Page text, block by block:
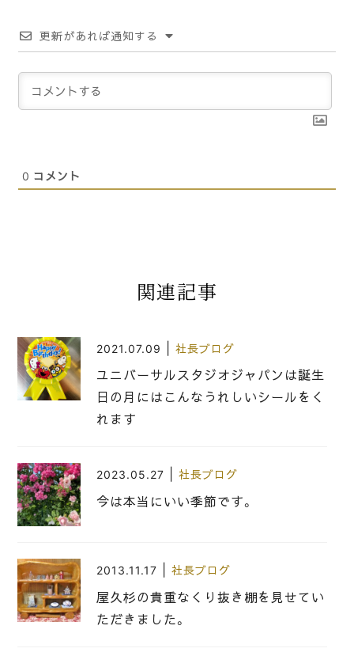
更新があれば通知する
0 コメント
関連記事
2021.07.09 社長ブログ
ユニバーサルスタジオジャパンは誕生
日の月にはこんなうれしいシールをく
れます
2023.05.27 社長ブログ
今は本当にいい季節です。
2013.11.17 社長ブログ
屋久杉の貴重なくり抜き棚を見せてい
ただきました。